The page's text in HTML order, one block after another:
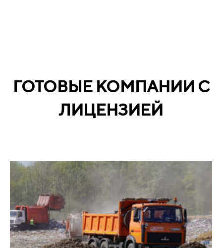
ГОТОВЫЕ КОМПАНИИ С
ЛИЦЕНЗИЕЙ